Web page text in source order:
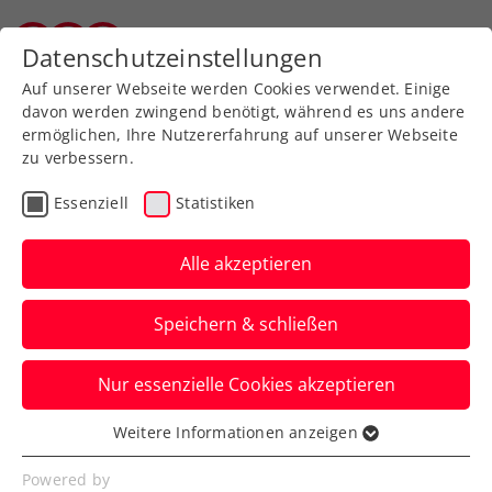
Turniere
Upper Austria Ladies
Linz: Kraus verpasst
österreichischen Erfolg
Auch die früheren Siegerinnen des WTA-
Turniers, Angelique Kerber und Camila
Giorgi, verlieren frühzeitig.
Verfasst von: Presseaussendung / Redaktion, 30.01.2024
Datenschutzeinstellungen
Auf unserer Webseite werden Cookies verwendet. Einige
davon werden zwingend benötigt, während es uns andere
ermöglichen, Ihre Nutzererfahrung auf unserer Webseite
zu verbessern.
Essenziell Statistiken
Alle akzeptieren
Speichern & schließen
Nur essenzielle Cookies akzeptieren
Essenziell
Essenzielle Cookies werden für grundlegende
Weitere Informationen anzeigen
Powered by